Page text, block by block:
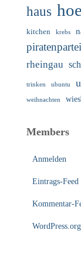
haus
kitchen krebs
piratenpartei
rheingau
trinken ubuntu
weihnachten
Members
Anmelden
Eintrags-Feed
Kommentar-
WordPress.org